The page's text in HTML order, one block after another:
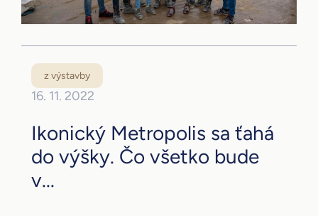
16. 11. 2022
z výstavby
Ikonický Metropolis sa ťahá
do výšky. Čo všetko bude
v...